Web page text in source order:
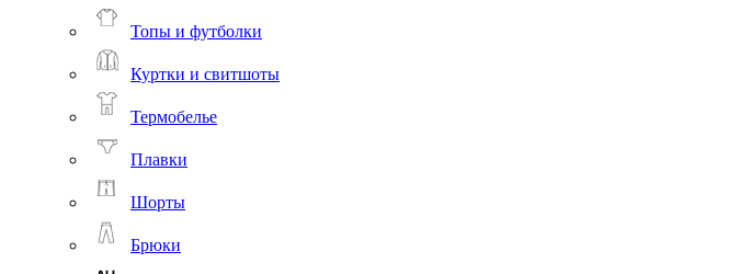
Топы и футболки
Куртки и свитшоты
Термобелье
Плавки
Шорты
Брюки